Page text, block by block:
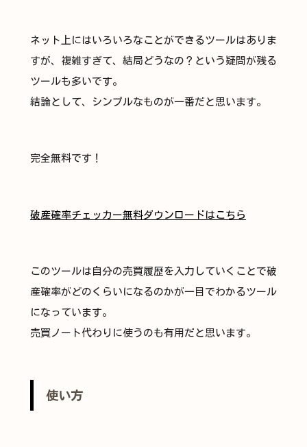
ネット上にはいろいろなことができるツールはありま
すが、複雑すぎて、結局どうなの？という疑問が残る
ツールも多いです。
結論として、シンプルなものが一番だと思います。
完全無料です！
破産確率チェッカー無料ダウンロードはこちら
このツールは自分の売買履歴を入力していくことで破
産確率がどのくらいになるのかが一目でわかるツール
になっています。
売買ノート代わりに使うのも有用だと思います。
使い方